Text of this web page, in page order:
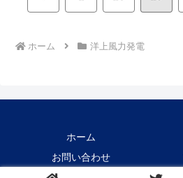
ホーム 洋上風力発電
ホーム
お問い合わせ